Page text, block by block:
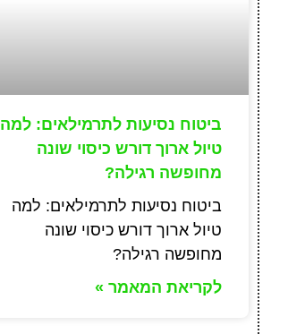
ביטוח נסיעות לתרמילאים: למה
טיול ארוך דורש כיסוי שונה
מחופשה רגילה?
ביטוח נסיעות לתרמילאים: למה
טיול ארוך דורש כיסוי שונה
מחופשה רגילה?
לקריאת המאמר »